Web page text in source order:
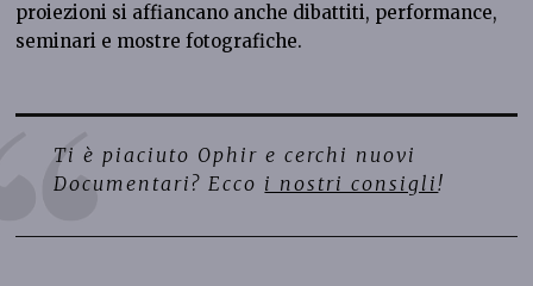
proiezioni si affiancano anche dibattiti, performance,
seminari e mostre fotografiche.
Ti è piaciuto Ophir e cerchi nuovi
Documentari? Ecco i nostri consigli!